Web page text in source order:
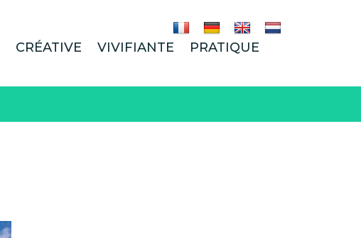
CRÉATIVE VIVIFIANTE PRATIQUE